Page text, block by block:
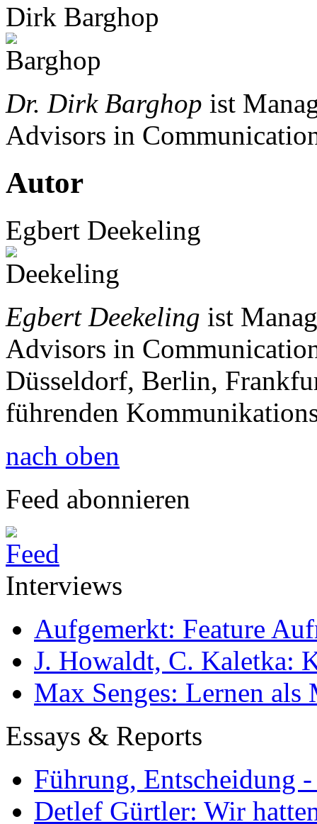
Dirk Barghop
Dr. Dirk Barghop ist
Advisors in
Autor
Egbert Deekeling
Egbert Deekeling ist
Advisors in
Düsseldorf, Berlin,
führenden
nach oben
Feed abonnieren
Interviews
Aufgemerkt: Feature
J. Howaldt, C. Kaletka:
Max Senges: Lernen als
Essays & Reports
Führung, Entscheidung
Detlef Gürtler: Wir